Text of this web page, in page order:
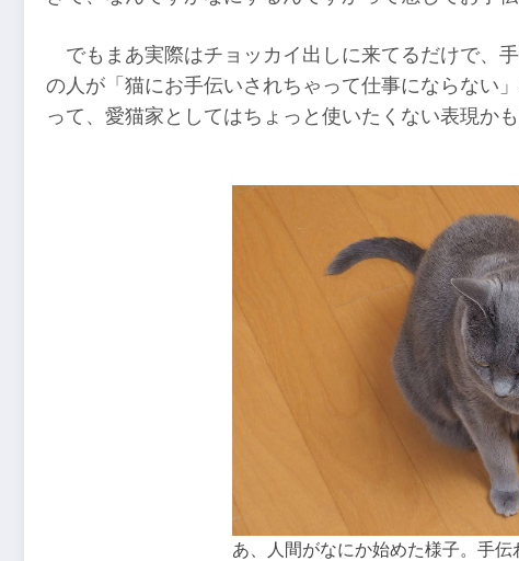
でもまあ実際はチョッカイ出しに来てるだけで
の人が「猫にお手伝いされちゃって仕事にならない
って、愛猫家としてはちょっと使いたくない表現かも
あ、人間がなにか始めた様子。手伝